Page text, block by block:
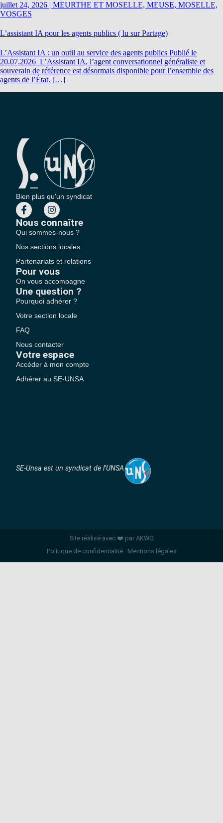
juillet 24, 2026 | MEURTHE ET MOSELLE, MEUSE, MOSELLE,
VOSGES
L’assistant IA pour les agents publics ( lu sur Partage)
L’Assistant IA : un outil au service des agents publics Publié le
20.07.2026 L’Assistant IA, l’agent conversationnel généraliste et
souverain de référence est désormais disponible pour l’ensemble des
agents de l’État. […]
Bien plus qu'un syndicat
Nous connaître
Qui sommes-nous ?
Nos sections locales
Partenariats et relations
Pour vous
On vous accompagne
Une question ?
Pourquoi adhérer ?
Votre section locale
FAQ
Nous contacter
Votre espace
Accéder à mon compte
Adhérer au SE-UNSA
SE-Unsa est un syndicat de l’UNSA
Site réalisé avec ❤️ par AKWO
Politique de confidentialité
Mentions légales